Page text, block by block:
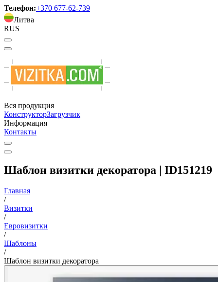
Телефон:+370 677-62-739
Литва
RUS
Вся продукция
КонструкторЗагрузчик
Информация
Контакты
Шаблон визитки декоратора | ID151219
Главная
/
Визитки
/
Евровизитки
/
Шаблоны
/
Шаблон визитки декоратора